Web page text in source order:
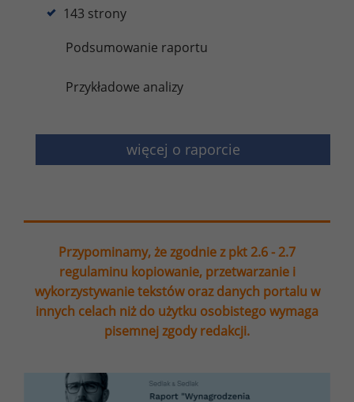
143 strony
Podsumowanie raportu
Przykładowe analizy
więcej o raporcie
Przypominamy, że zgodnie z pkt 2.6 - 2.7
regulaminu kopiowanie, przetwarzanie i
wykorzystywanie tekstów oraz danych portalu w
innych celach niż do użytku osobistego wymaga
pisemnej zgody redakcji.